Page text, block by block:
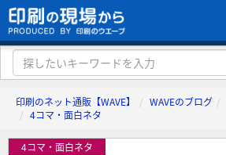
印刷のネット通販【WAVE】 WAVEのブログ
4コマ・面白ネタ
4コマ・面白ネタ